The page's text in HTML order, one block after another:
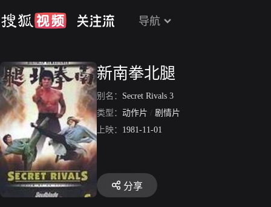
导航
新南拳北腿
别名： Secret Rivals 3
类型： 动作片 / 剧情片
上映： 1981-11-01
分享